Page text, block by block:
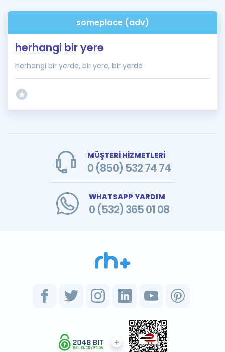
İngilizce Gramersomeplace (adv)
herhangi bir yere
herhangi bir yerde, bir yere, bir yerde
MÜŞTERİ HİZMETLERİ
0 (850) 532 74 74
WHATSAPP YARDIM
0 (532) 365 01 08